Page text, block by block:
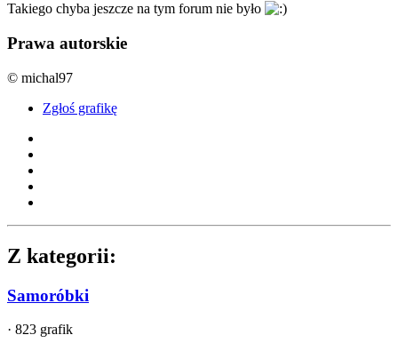
Takiego chyba jeszcze na tym forum nie było
Prawa autorskie
© michal97
Zgłoś grafikę
Z kategorii:
Samoróbki
· 823 grafik